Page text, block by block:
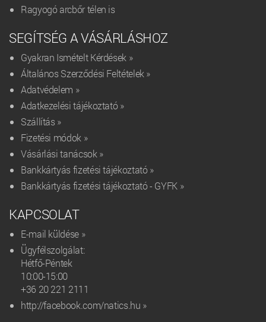
Ragyogó arcbőr télen is
SEGÍTSÉG A VÁSÁRLÁSHOZ
Gyakran Ismételt Kérdések »
Általános Szerződési Feltételek »
Adatvédelem »
Adatkezelési tájékoztató »
Szállítás »
Fizetési módok »
Vásárlási tanácsok »
Bankkártyás fizetési tájékoztató »
Bankkártyás fizetési tájékoztató - GYFK »
KAPCSOLAT
E-mail küldése »
Ügyfélszolgálat:
Hétfő-Péntek
10:00-15:00
+36 20 221 2111‬
http://facebook.com/natics.hu »